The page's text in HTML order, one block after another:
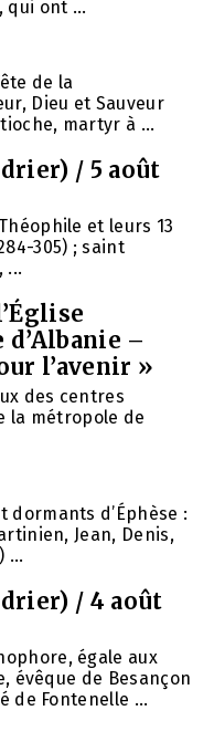
qui ont ...
de la
Dieu et Sauveur
martyr à ...
/ 5 août
et leurs 13
305) ; saint
...
–
l’avenir »
des centres
la métropole de
dormants d’Éphèse :
Jean, Denis,
...
/ 4 août
égale aux
évêque de Besançon
de Fontenelle ...